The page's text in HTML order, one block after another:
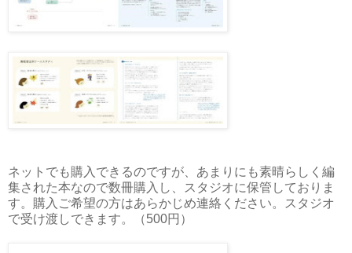
ネットでも購入できるのですが、あまりにも素晴らしく編
集された本なので数冊購入し、スタジオに保管しておりま
す。購入ご希望の方はあらかじめ連絡ください。スタジオ
で受け渡しできます。（500円）